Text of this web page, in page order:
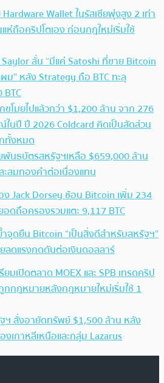
Wallet ในรัสเซียพุ่งสูง 2 เท่า
ห่ถือคริปโตเอง ก่อนกฎใหม่เริ่มใช้
ลั่น “มีแค่ Satoshi ที่ขาย Bitcoin
ม” หลัง Strategy ถือ BTC ทะลุ
ขโมยไปแล้วกว่า $1,200 ล้าน จาก 276
ในปี ปี 2026 Coldcard คิดเป็นสัดส่วน
ทั้งหมด
พันธบัตรสหรัฐฯเหลือ $659,000 ล้าน
ะสมทองคำต่อเนื่องแทน
ง Jack Dorsey ช้อน Bitcoin เพิ่ม 234
อดถือครองรวมแตะ 9,117 BTC
จุดยืน Bitcoin “เป็นสิ่งดีสำหรับสหรัฐฯ”
ยลดแรงกดดันต่อเงินดอลลาร์
ยมเปิดตลาด MOEX และ SPB เทรดคริป
กกฎหมายหลังกฎหมายใหม่เริ่มใช้ 1
ฯ สั่งอายัดทรัพย์ $1,500 ล้าน หลัง
เกาหลีเหนือและกลุ่ม Lazarus